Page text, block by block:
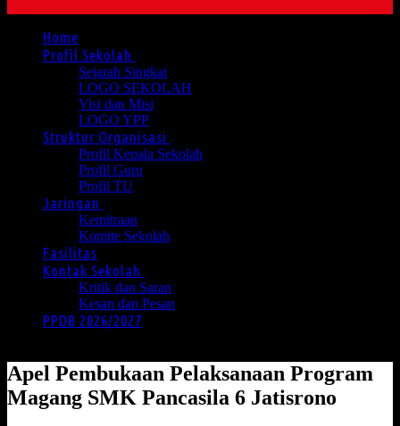
Home
Profil Sekolah
Sejarah Singkat
LOGO SEKOLAH
Visi dan Misi
LOGO YPP
Struktur Organisasi
Profil Kepala Sekolah
Profil Guru
Profil TU
Jaringan
Kemitraan
Komite Sekolah
Fasilitas
Kontak Sekolah
Kritik dan Saran
Kesan dan Pesan
PPDB 2026/2027
Apel Pembukaan Pelaksanaan Program
Magang SMK Pancasila 6 Jatisrono